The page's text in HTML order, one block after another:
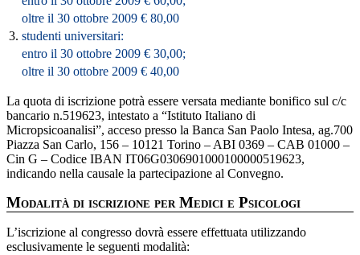
oltre il 30 ottobre 2009 € 80,00
3. studenti universitari:
entro il 30 ottobre 2009 € 30,00;
oltre il 30 ottobre 2009 € 40,00
La quota di iscrizione potrà essere versata mediante bonifico sul c/c
bancario n.519623, intestato a “Istituto Italiano di
Micropsicoanalisi”, acceso presso la Banca San Paolo Intesa, ag.700
Piazza San Carlo, 156 – 10121 Torino – ABI 0369 – CAB 01000 –
Cin G – Codice IBAN IT06G0306901000100000519623,
indicando nella causale la partecipazione al Convegno.
Modalità di iscrizione per Medici e Psicologi
L’iscrizione al congresso dovrà essere effettuata utilizzando
esclusivamente le seguenti modalità: